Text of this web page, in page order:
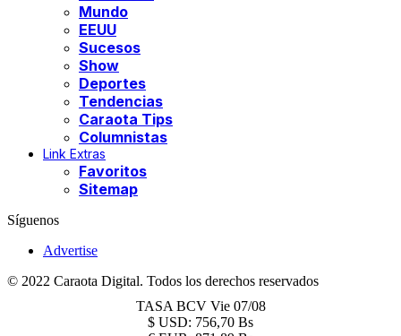
Mundo
EEUU
Sucesos
Show
Deportes
Tendencias
Caraota Tips
Columnistas
Link Extras
Favoritos
Sitemap
Síguenos
Advertise
© 2022 Caraota Digital. Todos los derechos reservados
TASA BCV Vie 07/08
$ USD: 756,70 Bs